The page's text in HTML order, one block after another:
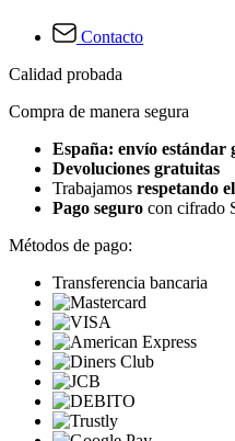
Contacto
Calidad probada
Compra de manera segura
España: envío estándar
Devoluciones gratuitas
Trabajamos respetando
Pago seguro con cifrado
Métodos de pago:
Transferencia bancaria